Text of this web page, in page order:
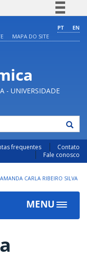
Comunica BR
à informação
Legislação
PT
EN
MAPA DO SITE
- UNIVERSIDADE
frequentes
Contato
Fale conosco
AMANDA CARLA RIBEIRO SILVA
MENU
Toggle